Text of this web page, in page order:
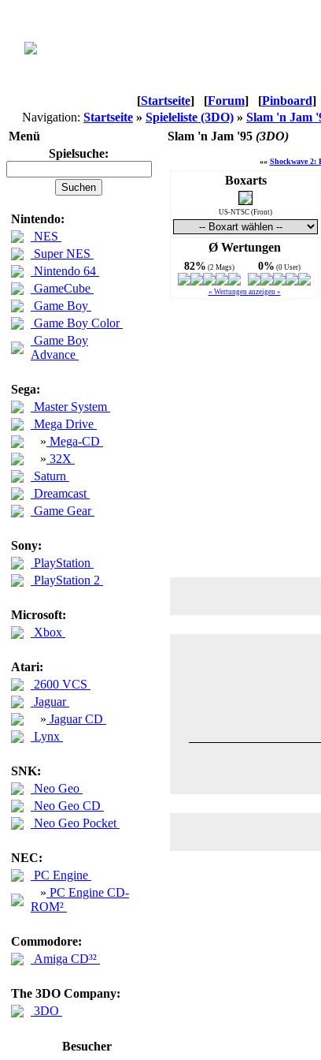
[Startseite] [Forum] [Pinboard]
Navigation: Startseite » Spieleliste (3DO) » Slam 'n Jam
Menü
Slam 'n Jam '95 (3DO)
Spielsuche:
Nintendo:
NES
Super NES
Nintendo 64
GameCube
Game Boy
Game Boy Color
Game Boy
Advance
Sega:
Master System
Mega Drive
» Mega-CD
» 32X
Saturn
Dreamcast
Game Gear
Sony:
PlayStation
PlayStation 2
Microsoft:
Xbox
Atari:
2600 VCS
Jaguar
» Jaguar CD
Lynx
SNK:
Neo Geo
Neo Geo CD
Neo Geo Pocket
NEC:
PC Engine
» PC Engine CD-
ROM²
Commodore:
Amiga CD³²
The 3DO Company:
3DO
Besucher
«« Shockwave 2:
Boxarts
US-NTSC (Front)
Ø Wertungen
82% (2 Mags) 0% (0 User)
« Wertungen anzeigen »